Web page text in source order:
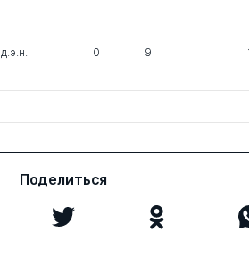
д.э.н. 0 9
Поделиться